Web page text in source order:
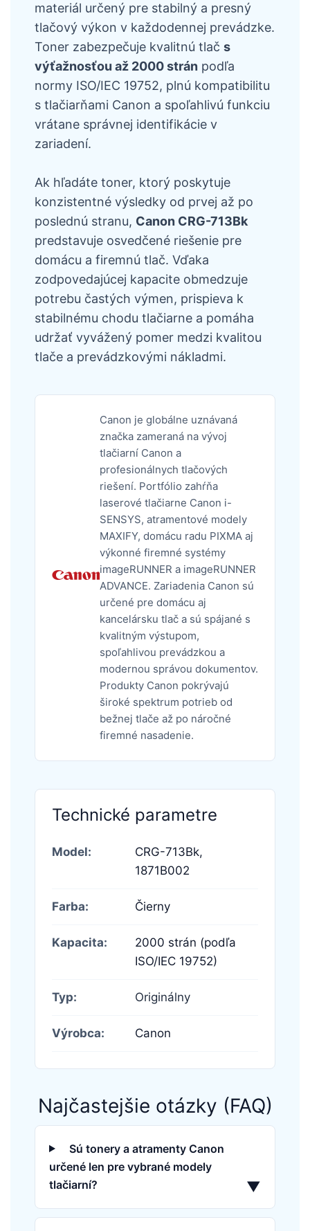
materiál určený pre stabilný a presný
tlačový výkon v každodennej prevádzke.
Toner zabezpečuje kvalitnú tlač s
výťažnosťou až 2000 strán podľa
normy ISO/IEC 19752, plnú kompatibilitu
s tlačiarňami Canon a spoľahlivú funkciu
vrátane správnej identifikácie v
zariadení.
Ak hľadáte toner, ktorý poskytuje
konzistentné výsledky od prvej až po
poslednú stranu, Canon CRG-713Bk
predstavuje osvedčené riešenie pre
domácu a firemnú tlač. Vďaka
zodpovedajúcej kapacite obmedzuje
potrebu častých výmen, prispieva k
stabilnému chodu tlačiarne a pomáha
udržať vyvážený pomer medzi kvalitou
tlače a prevádzkovými nákladmi.
Canon je globálne uznávaná
značka zameraná na vývoj
tlačiarní Canon a
profesionálnych tlačových
riešení. Portfólio zahŕňa
laserové tlačiarne Canon i-
SENSYS, atramentové modely
MAXIFY, domácu radu PIXMA aj
výkonné firemné systémy
imageRUNNER a imageRUNNER
ADVANCE. Zariadenia Canon sú
určené pre domácu aj
kancelársku tlač a sú spájané s
kvalitným výstupom,
spoľahlivou prevádzkou a
modernou správou dokumentov.
Produkty Canon pokrývajú
široké spektrum potrieb od
bežnej tlače až po náročné
firemné nasadenie.
Technické parametre
Model:
CRG-713Bk,
1871B002
Farba: Čierny
Kapacita:
2000 strán (podľa
ISO/IEC 19752)
Typ: Originálny
Výrobca: Canon
Najčastejšie otázky (FAQ)
Sú tonery a atramenty Canon
určené len pre vybrané modely
tlačiarní?
▼